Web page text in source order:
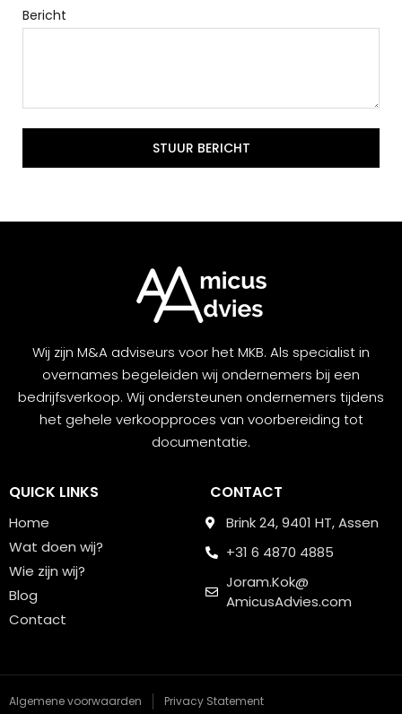
Bericht
STUUR BERICHT
Wij zijn M&A adviseurs voor het MKB. Als specialist in
overnames begeleiden wij ondernemers bij een
bedrijfsverkoop. Wij ondersteunen ondernemers tijdens
het gehele verkoopproces van voorbereiding tot
documentatie.
QUICK LINKS
Home
Wat doen wij?
Wie zijn wij?
Blog
Contact
CONTACT
Brink 24, 9401 HT, Assen
+31 6 4870 4885
Joram.Kok@
AmicusAdvies.com
Algemene voorwaarden Privacy Statement